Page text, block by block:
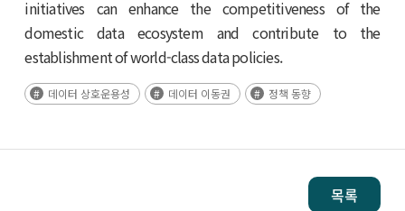
initiatives can enhance the competitiveness of the
domestic data ecosystem and contribute to the
establishment of world-class data policies.
데이터 상호운용성 데이터 이동권 정책 동향
목록